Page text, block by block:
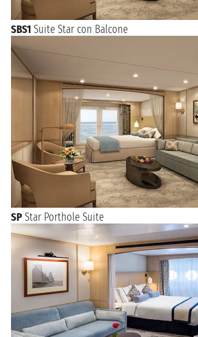
SBS1 Suite Star con Balcone
SP Star Porthole Suite